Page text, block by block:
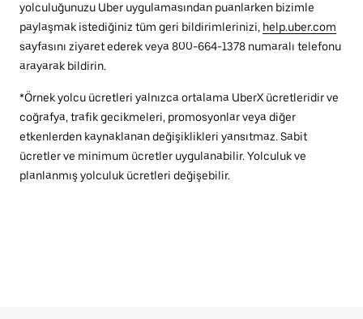
yolculuğunuzu Uber uygulamasından puanlarken bizimle
paylaşmak istediğiniz tüm geri bildirimlerinizi, help.uber.com
sayfasını ziyaret ederek veya 800-664-1378 numaralı telefonu
arayarak bildirin.
*Örnek yolcu ücretleri yalnızca ortalama UberX ücretleridir ve
coğrafya, trafik gecikmeleri, promosyonlar veya diğer
etkenlerden kaynaklanan değişiklikleri yansıtmaz. Sabit
ücretler ve minimum ücretler uygulanabilir. Yolculuk ve
planlanmış yolculuk ücretleri değişebilir.